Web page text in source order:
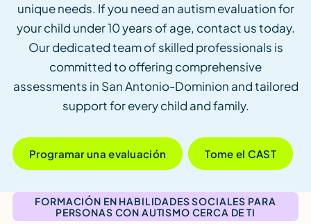
unique needs. If you need an autism evaluation for
your child under 10 years of age, contact us today.
Our dedicated team of skilled professionals is
committed to offering comprehensive
assessments in San Antonio-Dominion and tailored
support for every child and family.
Programar una evaluación Tome el CAST
FORMACIÓN EN HABILIDADES SOCIALES PARA
PERSONAS CON AUTISMO CERCA DE TI